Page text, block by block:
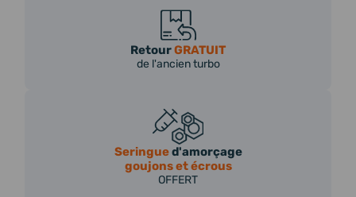
RetourGRATUIT
de l'ancien turbo
Seringued'amorçage
goujons et écrous
OFFERT